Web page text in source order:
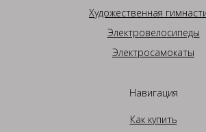
Художественная
Электровелосипеды
Электросамокаты
Навигация
Как купить